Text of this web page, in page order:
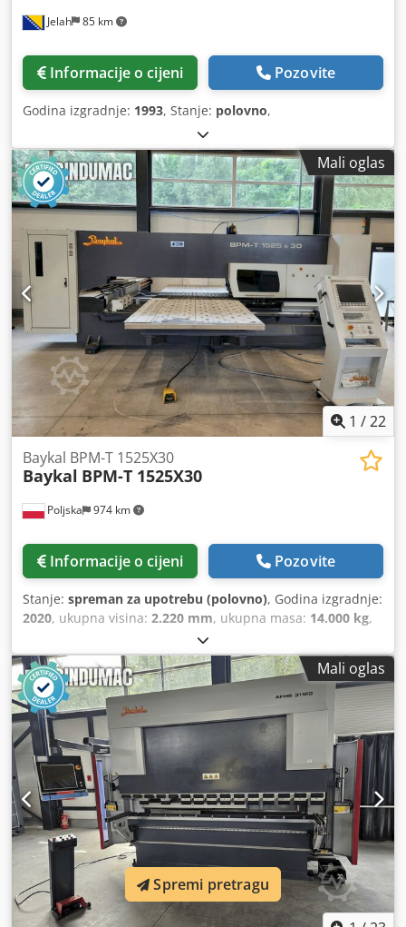
Jelah 85 km
Informacije o cijeni Pozovite
Godina izgradnje: 1993, Stanje: polovno,
Mali oglas
1 /22
Poljska 974 km
Baykal BPM-T 1525X30
Baykal BPM-T 1525X30
Informacije o cijeni Pozovite
Stanje: spreman za upotrebu (polovno), Godina izgradnje:
2020, ukupna visina: 2.220 mm, ukupna masa: 14.000 kg,
BOSCH, model kontrolera:
osovina:6,
Mali oglas
Spremi pretragu